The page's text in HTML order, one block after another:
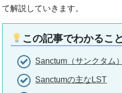
て解説していきます。
この記事でわかること
Sanctum（サンクタム
Sanctumの主なLST